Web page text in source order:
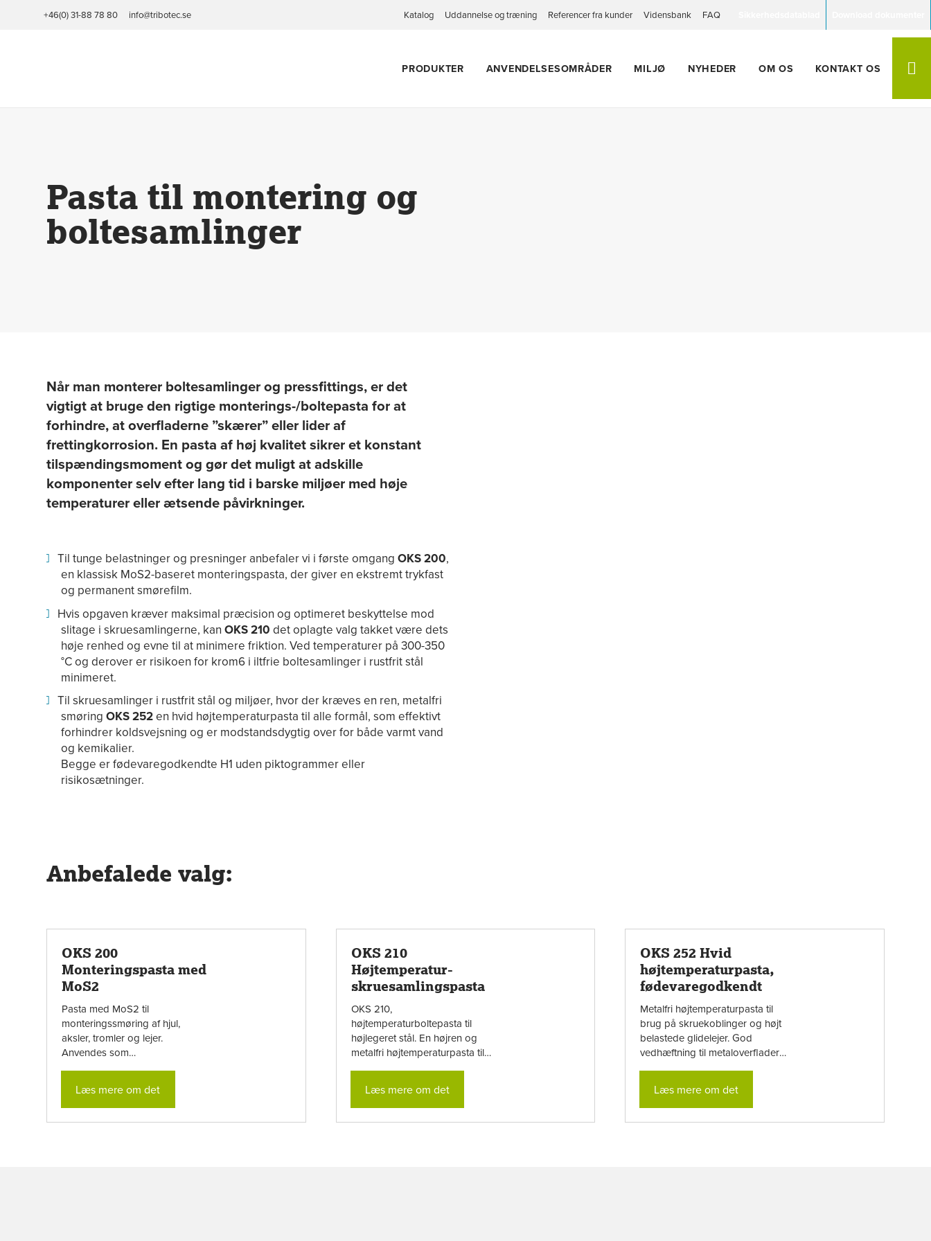
+46(0) 31-88 78 80 info@tribotec.se Katalog Uddannelse og træning Referencer fra kunder Vidensbank FAQ
PRODUKTER ANVENDELSESOMRÅDER MILJØ NYHEDER OM OS KONTAKT OS
Pasta til montering og
boltesamlinger
Når man monterer boltesamlinger og pressfittings, er det
vigtigt at bruge den rigtige monterings-/boltepasta for at
forhindre, at overfladerne ”skærer” eller lider af
frettingkorrosion. En pasta af høj kvalitet sikrer et konstant
tilspændingsmoment og gør det muligt at adskille
komponenter selv efter lang tid i barske miljøer med høje
temperaturer eller ætsende påvirkninger.
Til tunge belastninger og presninger anbefaler vi i første omgang OKS 200,
en klassisk MoS2-baseret monteringspasta, der giver en ekstremt trykfast
og permanent smørefilm.
Hvis opgaven kræver maksimal præcision og optimeret beskyttelse mod
slitage i skruesamlingerne, kanOKS 210 det oplagte valg takket være dets
høje renhed og evne til at minimere friktion. Ved temperaturer på 300-350
°C og derover er risikoen for krom6 i iltfrie boltesamlinger i rustfrit stål
minimeret.
Til skruesamlinger i rustfrit stål og miljøer, hvor der kræves en ren, metalfri
smøringOKS 252en hvid højtemperaturpasta til alle formål, som effektivt
forhindrer koldsvejsning og er modstandsdygtig over for både varmt vand
og kemikalier.
Begge er fødevaregodkendte H1 uden piktogrammer eller
risikosætninger.
Anbefalede valg:
OKS 200
Monteringspasta med
MoS2
Pasta med MoS2 til
monteringssmøring af hjul,
aksler, tromler og lejer.
Anvendes som
Læs mere om det
OKS 210
Højtemperatur-
skruesamlingspasta
OKS 210,
højtemperaturboltepasta til
højlegeret stål. En højren og
metalfri højtemperaturpasta til
stål...Læs mere om det
OKS 252 Hvid
højtemperaturpasta,
fødevaregodkendt
Metalfri højtemperaturpasta til
brug på skruekoblinger og højt
belastede glidelejer. God
vedhæftning til metaloverflader
FDA og ...
Læs mere om det